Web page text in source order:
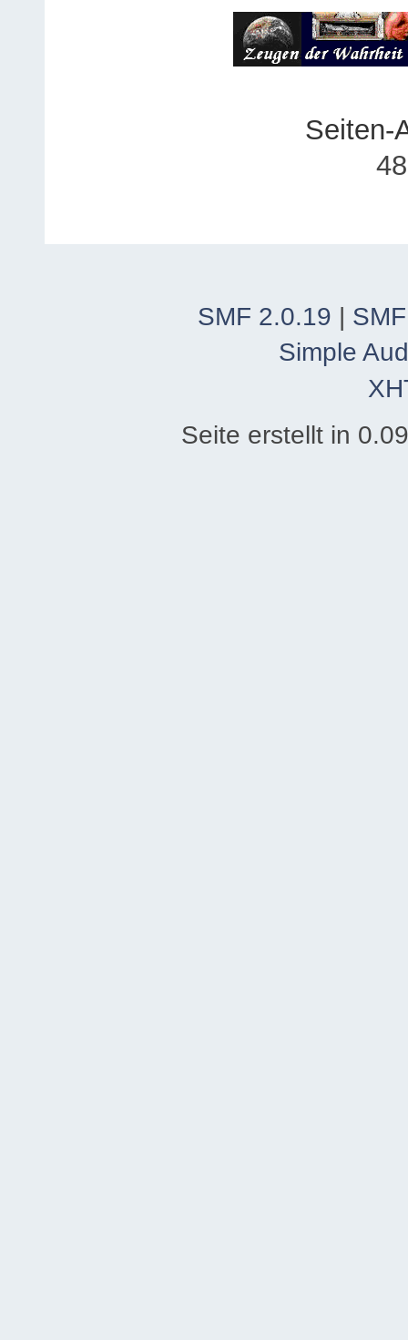
Seiten-
SMF 2.0.19
Simple
Seite erstellt in